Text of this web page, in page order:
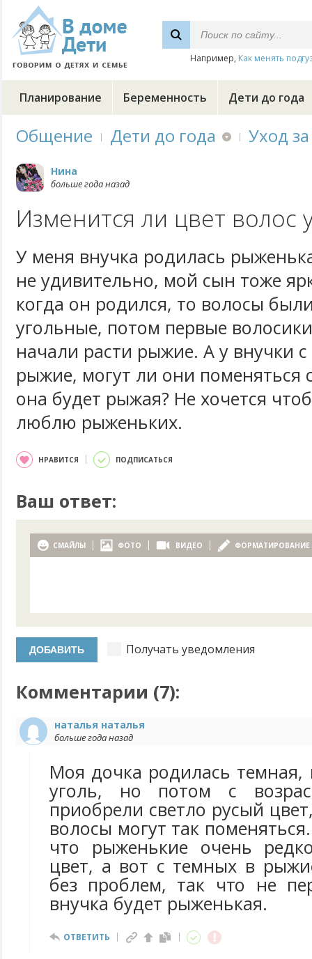
Например, Как менять
Планирование Беременность Дети до года
Общение Дети до года Уход
Нина
больше года назад
Изменится ли цвет волос
У меня внучка родилась
не удивительно, мой сын тоже
когда он родился, то волосы
угольные, потом первые
начали расти рыжие. А у внучки
рыжие, могут ли они поменяться
она будет рыжая? Не хочется
люблю рыженьких.
НРАВИТСЯ ПОДПИСАТЬСЯ
Ваш ответ:
СМАЙЛЫ ФОТО ВИДЕО ФОРМАТИРОВАНИЕ
Получать уведомления
Комментарии (7):
наталья наталья
больше года назад
Моя дочка родилась
уголь, но потом с
приобрели светло русый
волосы могут так
что рыженькие очень
цвет, а вот с темных в
без проблем, так что не
внучка будет рыженькая.
ОТВЕТИТЬ